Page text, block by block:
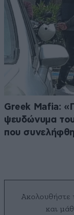
Greek Μafia:
ψευδώνυμα
που
Ακολουθήστε
και